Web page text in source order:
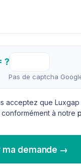
?
Pas de captcha
acceptez que Luxgap
à notre
ma demande →